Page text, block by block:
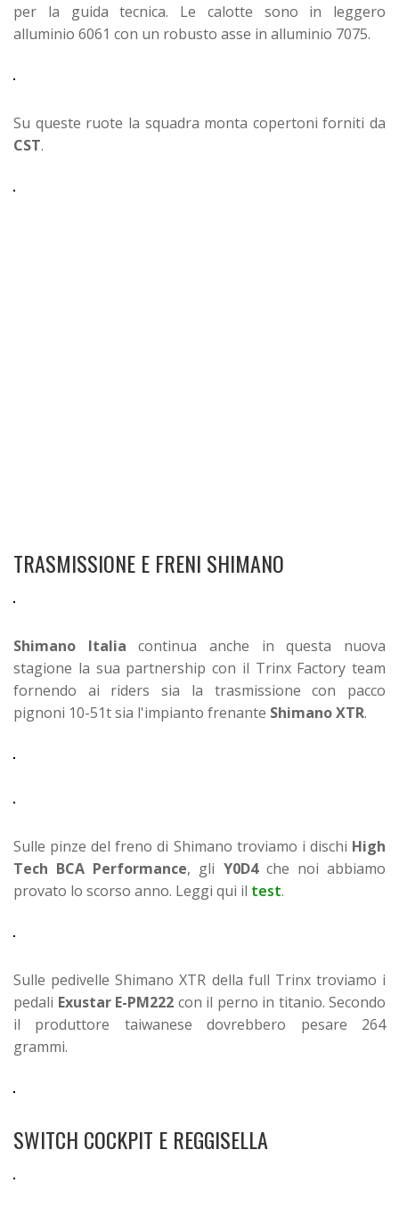
per la guida tecnica. Le calotte sono in leggero
alluminio 6061 con un robusto asse in alluminio 7075.
Su queste ruote la squadra monta copertoni forniti da
CST.
TRASMISSIONE E FRENI SHIMANO
Shimano Italia continua anche in questa nuova
stagione la sua partnership con il Trinx Factory team
fornendo ai riders sia la trasmissione con pacco
pignoni 10-51t sia l'impianto frenante Shimano XTR.
Sulle pinze del freno di Shimano troviamo i dischi High
Tech BCA Performance, gli Y0D4che noi abbiamo
provato lo scorso anno. Leggi qui il test.
Sulle pedivelle Shimano XTR della full Trinx troviamo i
pedali Exustar E-PM222 con il perno in titanio. Secondo
il produttore taiwanese dovrebbero pesare 264
grammi.
SWITCH COCKPIT E REGGISELLA